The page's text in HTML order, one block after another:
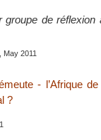
groupe de
May 2011
- l’Afrique
?